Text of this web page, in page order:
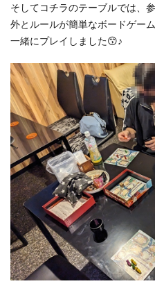
そしてコチラのテーブルでは、
外とルールが簡単なボードゲーム
一緒にプレイしました😙♪